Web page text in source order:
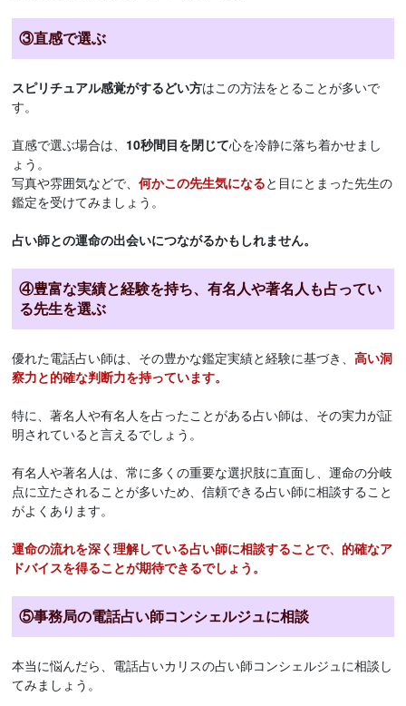
③直感で選ぶ
スピリチュアル感覚がするどい方はこの方法をとることが多いで
す。
直感で選ぶ場合は、 10秒間目を閉じて心を冷静に落ち着かせまし
ょう。
写真や雰囲気などで、何かこの先生気になると目にとまった先生の
鑑定を受けてみましょう。
占い師との運命の出会いにつながるかもしれません。
④豊富な実績と経験を持ち、有名人や著名人も占ってい
る先生を選ぶ
優れた電話占い師は、その豊かな鑑定実績と経験に基づき、高い洞
察力と的確な判断力を持っています。
特に、著名人や有名人を占ったことがある占い師は、その実力が証
明されていると言えるでしょう。
有名人や著名人は、常に多くの重要な選択肢に直面し、運命の分岐
点に立たされることが多いため、信頼できる占い師に相談すること
がよくあります。
運命の流れを深く理解している占い師に相談することで、的確なア
ドバイスを得ることが期待できるでしょう。
⑤事務局の電話占い師コンシェルジュに相談
本当に悩んだら、電話占いカリスの占い師コンシェルジュに相談し
てみましょう。